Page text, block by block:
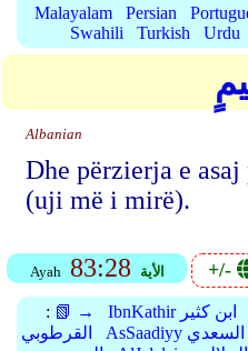
Malayalam
Persian
Swahili
Turkish Urdu
Albanian
Dhe përzierja e
(uji më i mirë).
Ayah 83:28 الأية +/-
: 📗 → IbnKathir ابن كثير
القرطوبي
AsSaadiyy السعدي